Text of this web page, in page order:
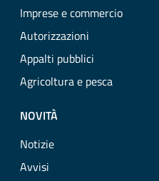
Imprese e commercio
Autorizzazioni
Appalti pubblici
Agricoltura e pesca
NOVITÀ
Notizie
Avvisi